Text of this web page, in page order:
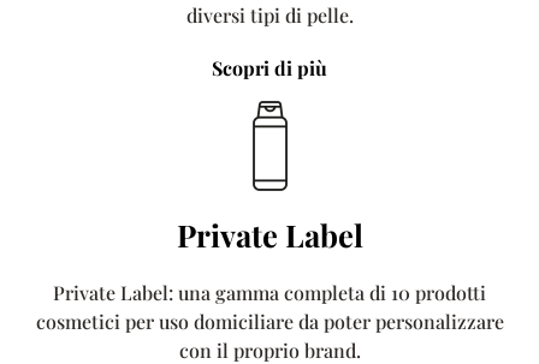
diversi tipi di pelle.
Scopri di più
Private Label
Private Label: una gamma completa di 10 prodotti
cosmetici per uso domiciliare da poter personalizzare
con il proprio brand.